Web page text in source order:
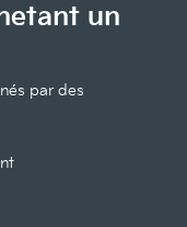
un
par des